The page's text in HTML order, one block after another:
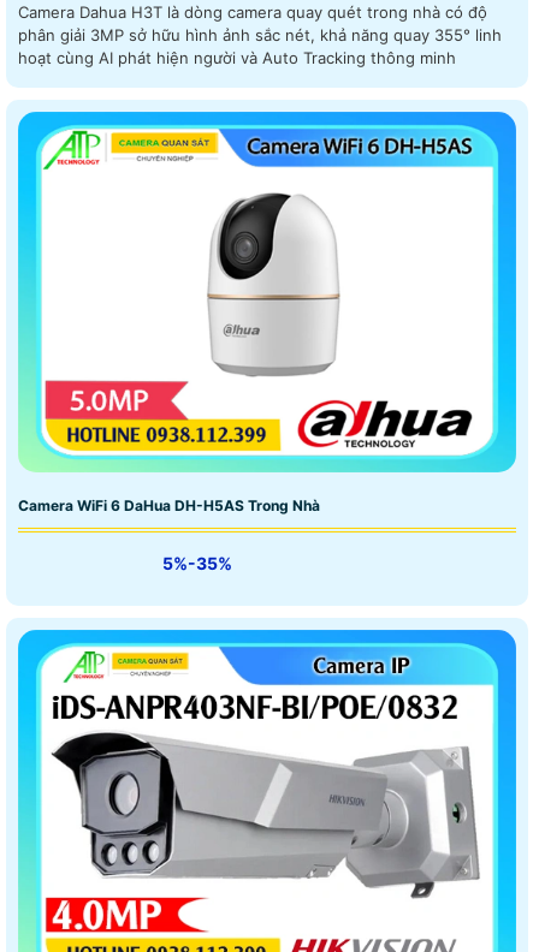
Camera Dahua H3T là dòng camera quay quét trong nhà có độ
phân giải 3MP sở hữu hình ảnh sắc nét, khả năng quay 355° linh
hoạt cùng AI phát hiện người và Auto Tracking thông minh
Camera WiFi 6 DaHua DH-H5AS Trong Nhà
5%-35%